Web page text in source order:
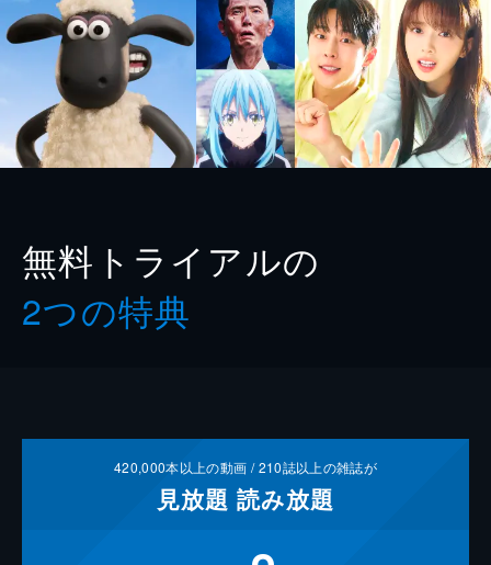
無料トライアルの
2つの特典
420,000本以上の動画 /210誌以上の雑誌が
見放題 読み放題